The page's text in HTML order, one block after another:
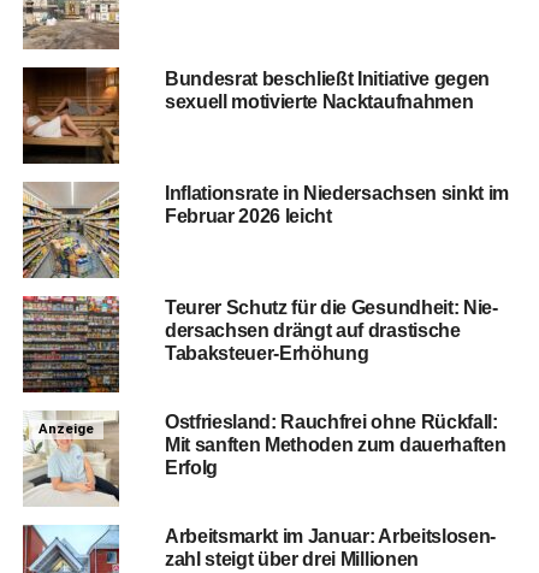
Bun­des­rat beschließt Initia­ti­ve gegen
sexu­ell moti­vier­te Nacktaufnahmen
Infla­ti­ons­ra­te in Nie­der­sach­sen sinkt im
Febru­ar 2026 leicht
Teu­rer Schutz für die Gesund­heit: Nie­
der­sach­sen drängt auf dras­ti­sche
Tabaksteuer-Erhöhung
Anzeige
Ost­fries­land: Rauch­frei ohne Rück­fall:
Mit sanf­ten Metho­den zum dau­er­haf­ten
Erfolg
Arbeits­markt im Janu­ar: Arbeits­lo­sen­
zahl steigt über drei Millionen